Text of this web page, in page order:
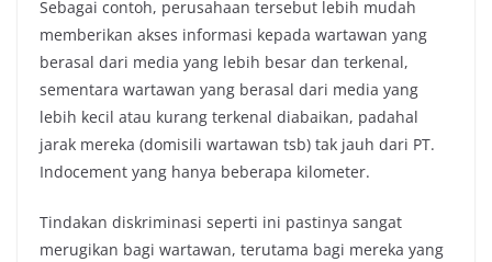
Sebagai contoh, perusahaan tersebut lebih mudah
memberikan akses informasi kepada wartawan yang
berasal dari media yang lebih besar dan terkenal,
sementara wartawan yang berasal dari media yang
lebih kecil atau kurang terkenal diabaikan, padahal
jarak mereka (domisili wartawan tsb) tak jauh dari PT.
Indocement yang hanya beberapa kilometer.
Tindakan diskriminasi seperti ini pastinya sangat
merugikan bagi wartawan, terutama bagi mereka yang